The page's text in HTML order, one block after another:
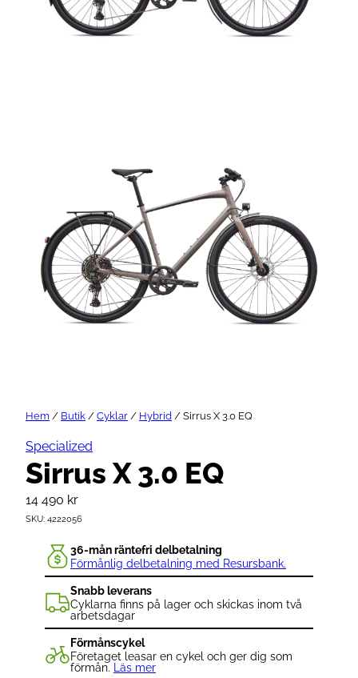
Hem / Butik / Cyklar / Hybrid / Sirrus X 3.0 EQ
Specialized
Sirrus X 3.0 EQ
14 490 kr
SKU: 4222056
36-mån räntefri delbetalning
Förmånlig delbetalning med Resursbank.
Snabb leverans
Cyklarna finns på lager och skickas inom två
arbetsdagar
Förmånscykel
Företaget leasar en cykel och ger dig som
förmån. Läs mer